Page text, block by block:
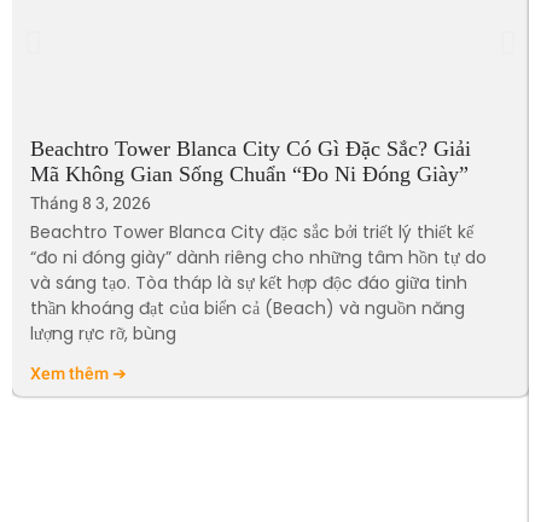
Beachtro Tower Blanca City Có Gì Đặc Sắc? Giải
Mã Không Gian Sống Chuẩn “Đo Ni Đóng Giày”
Tháng 8 3, 2026
Beachtro Tower Blanca City đặc sắc bởi triết lý thiết kế
“đo ni đóng giày” dành riêng cho những tâm hồn tự do
và sáng tạo. Tòa tháp là sự kết hợp độc đáo giữa tinh
thần khoáng đạt của biển cả (Beach) và nguồn năng
lượng rực rỡ, bùng
Xem thêm ➔